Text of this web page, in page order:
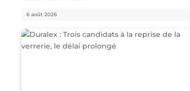
6 août 2026